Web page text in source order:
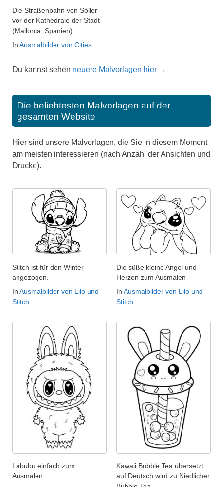
Die Straßenbahn von Sóller
vor der Kathedrale der Stadt
(Mallorca, Spanien)
In Ausmalbilder von Cities
Du kannst sehen neuere Malvorlagen hier →
Die beliebtesten Malvorlagen auf der
gesamten Website
Hier sind unsere Malvorlagen, die Sie in diesem Moment
am meisten interessieren (nach Anzahl der Ansichten und
Drucke).
Stitch ist für den Winter
angezogen.
In Ausmalbilder von Lilo und
Stitch
Die süße kleine Angel und
Herzen zum Ausmalen
In Ausmalbilder von Lilo und
Stitch
Labubu einfach zum
Ausmalen
Kawaii Bubble Tea übersetzt
auf Deutsch wird zu Niedlicher